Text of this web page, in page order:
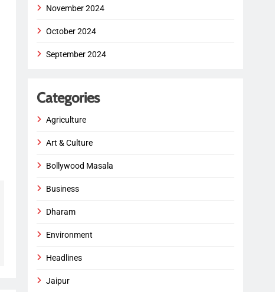
November 2024
October 2024
September 2024
Categories
Agriculture
Art & Culture
Bollywood Masala
Business
Dharam
Environment
Headlines
Jaipur